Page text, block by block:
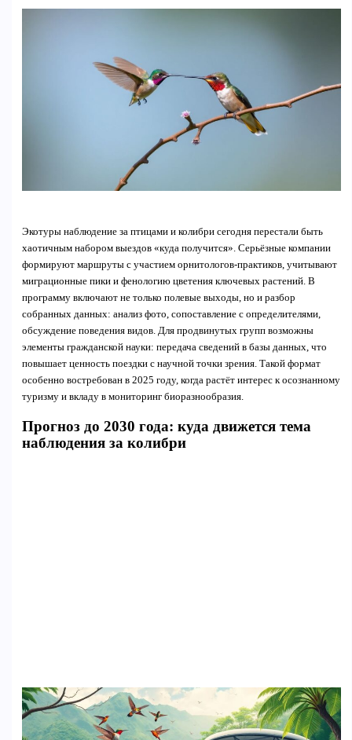
Экотуры наблюдение за птицами и колибри сегодня перестали быть
хаотичным набором выездов «куда получится». Серьёзные компании
формируют маршруты с участием орнитологов-практиков, учитывают
миграционные пики и фенологию цветения ключевых растений. В
программу включают не только полевые выходы, но и разбор
собранных данных: анализ фото, сопоставление с определителями,
обсуждение поведения видов. Для продвинутых групп возможны
элементы гражданской науки: передача сведений в базы данных, что
повышает ценность поездки с научной точки зрения. Такой формат
особенно востребован в 2025 году, когда растёт интерес к осознанному
туризму и вкладу в мониторинг биоразнообразия.
Прогноз до 2030 года: куда движется тема
наблюдения за колибри